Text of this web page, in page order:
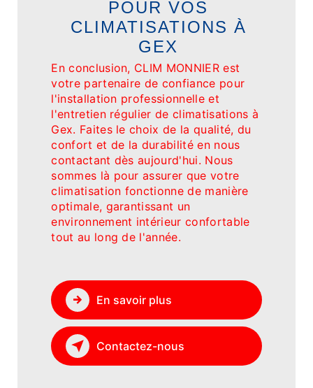
POUR VOS
CLIMATISATIONS À
GEX
En conclusion, CLIM MONNIER est
votre partenaire de confiance pour
l'installation professionnelle et
l'entretien régulier de climatisations à
Gex. Faites le choix de la qualité, du
confort et de la durabilité en nous
contactant dès aujourd'hui. Nous
sommes là pour assurer que votre
climatisation fonctionne de manière
optimale, garantissant un
environnement intérieur confortable
tout au long de l'année.
En savoir plus
Contactez-nous